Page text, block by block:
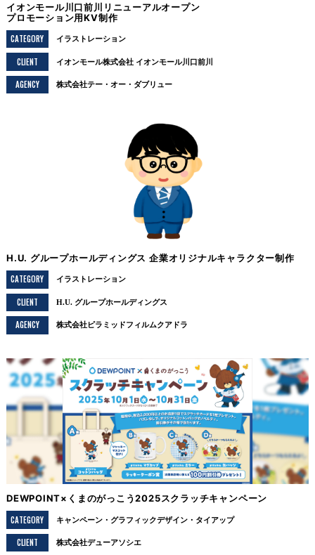
イオンモール川口前川リニューアルオープン
プロモーション用KV制作
CATEGORY
イラストレーション
CLIENT イオンモール株式会社 イオンモール川口前川
AGENCY 株式会社テー・オー・ダブリュー
H.U. グループホールディングス 企業オリジナルキャラクター制作
CATEGORY
イラストレーション
CLIENT H.U. グループホールディングス
AGENCY 株式会社ピラミッドフィルムクアドラ
DEWPOINT×くまのがっこう2025スクラッチキャンペーン
CATEGORY
キャンペーン グラフィックデザイン タイアップ
CLIENT 株式会社デューアソシエ